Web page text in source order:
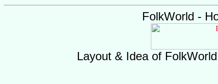
FolkWorld -
Layout & Idea of